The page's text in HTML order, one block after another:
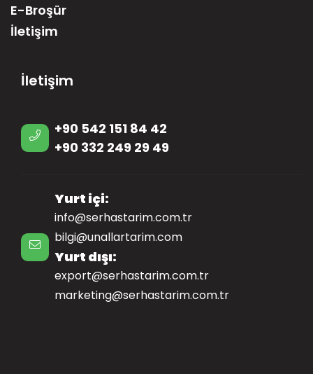
E-Broşür
İletişim
İletişim
+90 542 151 84 42
+90 332 249 29 49
Yurt içi:
info@serhastarim.com.tr
bilgi@unallartarim.com
Yurt dışı:
export@serhastarim.com.tr
marketing@serhastarim.com.tr